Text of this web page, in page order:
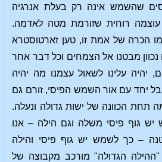
שהשמש אינה רק בעלת אנרגיה
רוחית שזורמת מטה לאדמה.
הכרה של אמת זו, טען זארטוסטרא
מבטנו אל הצמחים וכל דבר אחר
יהיה עלינו לשאול עצמנו מה יהיה
יחד עם אור השמש הפיסי, זורם גם
תחת הכוונה של ישות גדולה ונעלה.
יש גוף פיסי משלה וגם הילה – אנו
– כך לשמש יש גוף פיסי והילה
הגדולה" מורכב מקבוצה של